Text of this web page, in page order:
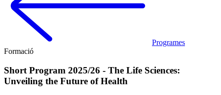
Programes
Formació
Short Program 2025/26 - The Life Sciences:
Unveiling the Future of Health